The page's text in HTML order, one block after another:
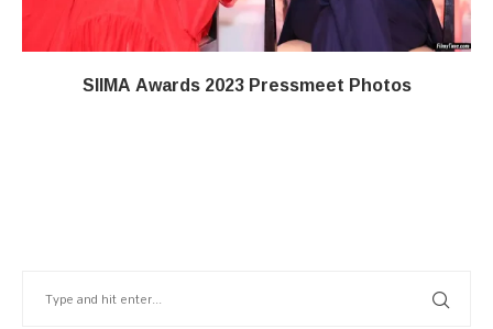
SIIMA Awards 2023 Pressmeet Photos